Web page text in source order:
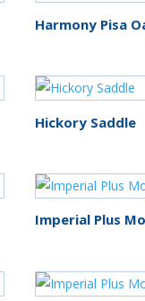
Pisos de Madera
Pisos Laminados
Tapetes (1)
Harmony Pisa
Hickory Saddle
Imperial Plus